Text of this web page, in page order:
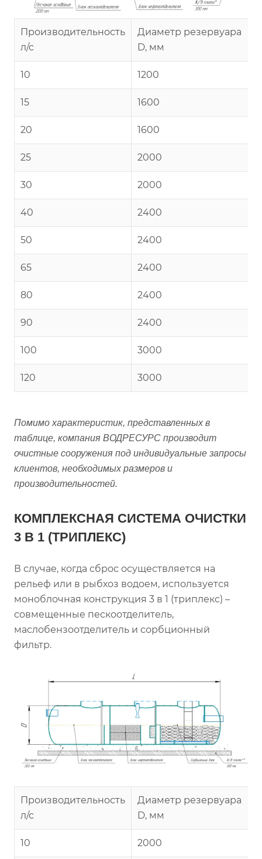
Производительность
л/с
Диаметр резервуара
D, мм
10 1200
15 1600
20 1600
25 2000
30 2000
40 2400
50 2400
65 2400
80 2400
90 2400
100 3000
120 3000
Помимо характеристик, представленных в
таблице, компания ВОДРЕСУРС производит
очистные сооружения под индивидуальные запросы
клиентов, необходимых размеров и
производительностей.
КОМПЛЕКСНАЯ СИСТЕМА ОЧИСТКИ
3 В 1 (ТРИПЛЕКС)
В случае, когда сброс осуществляется на
рельеф или в рыбхоз водоем, используется
моноблочная конструкция 3 в 1 (триплекс) –
совмещенные пескоотделитель,
маслобензоотделитель и сорбционный
фильтр.
Производительность
л/с
Диаметр резервуара
D, мм
10 2000